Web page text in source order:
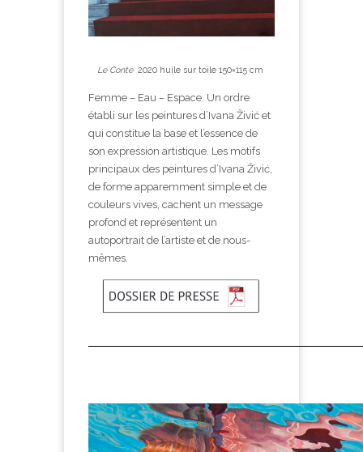
Le Conte 2020 huile sur toile 150×115 cm
Femme – Eau – Espace. Un ordre
établi sur les peintures d’Ivana Živić et
qui constitue la base et l’essence de
son expression artistique. Les motifs
principaux des peintures d’Ivana Živić,
de forme apparemment simple et de
couleurs vives, cachent un message
profond et représentent un
autoportrait de l’artiste et de nous-
mêmes.